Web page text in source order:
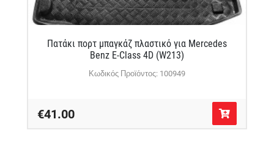
Πατάκι πορτ μπαγκάζ πλαστικό για Mercedes
Benz E-Class 4D (W213)
Κωδικός Προϊόντος: 100949
€41.00